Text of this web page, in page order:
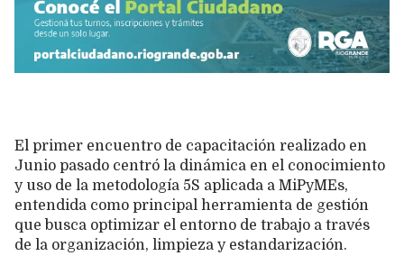
El primer encuentro de capacitación realizado en
Junio pasado centró la dinámica en el conocimiento
y uso de la metodología 5S aplicada a MiPyMEs,
entendida como principal herramienta de gestión
que busca optimizar el entorno de trabajo a través
de la organización, limpieza y estandarización.